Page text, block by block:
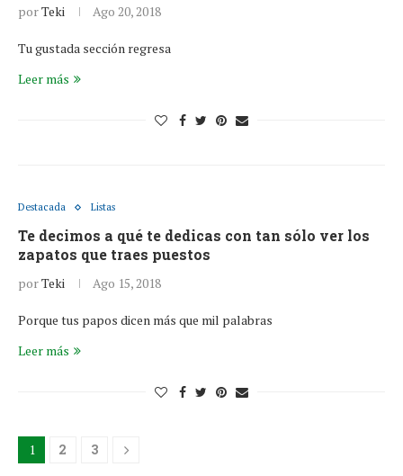
porTeki Ago 20, 2018
Tu gustada sección regresa
Leer más
Destacada Listas
Te decimos a qué te dedicas con tan sólo ver los
zapatos que traes puestos
porTeki Ago 15, 2018
Porque tus papos dicen más que mil palabras
Leer más
1 2 3